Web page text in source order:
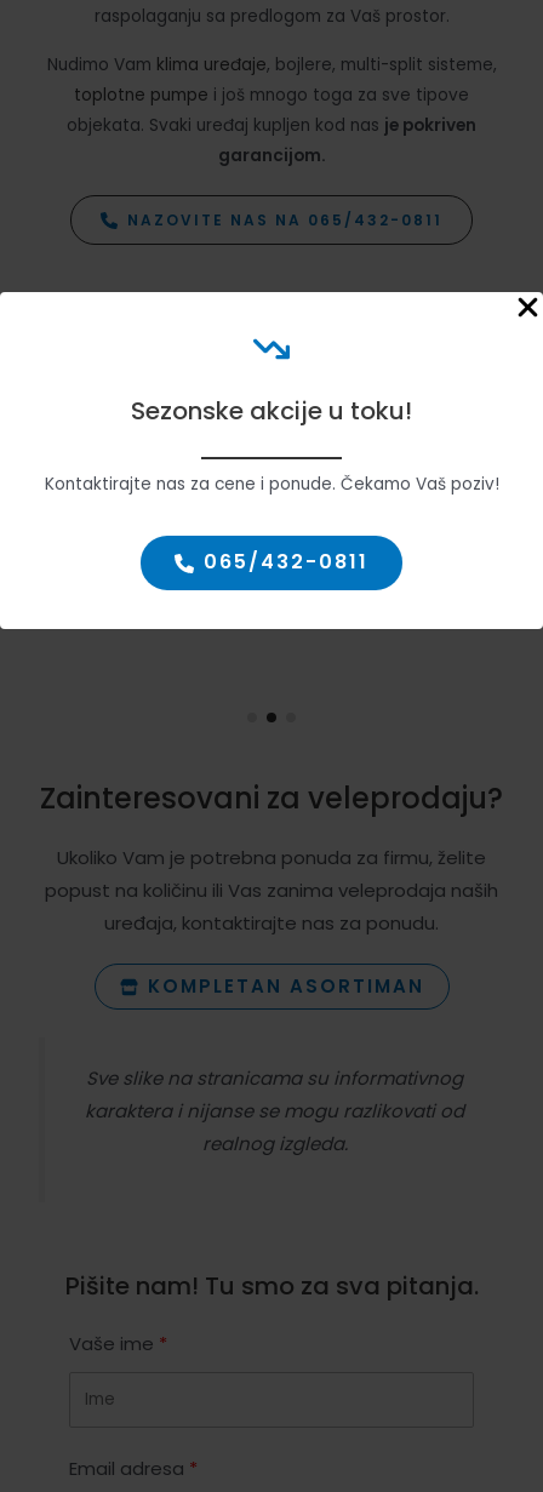
Sezonske akcije u toku!
Kontaktirajte nas za cene i ponude. Čekamo Vaš poziv!
065/432-0811
raspolaganju sa predlogom za Vaš prostor.
Nudimo Vam klima uređaje, bojlere, multi-split sisteme,
toplotne pumpe i još mnogo toga za sve tipove
objekata. Svaki uređaj kupljen kod nas je pokriven
garancijom.
NAZOVITE NAS NA 065/432-0811
Zainteresovani za veleprodaju?
Ukoliko Vam je potrebna ponuda za firmu, želite
popust na količinu ili Vas zanima veleprodaja naših
uređaja, kontaktirajte nas za ponudu.
KOMPLETAN ASORTIMAN
Sve slike na stranicama su informativnog
karaktera i nijanse se mogu razlikovati od
realnog izgleda.
Pišite nam! Tu smo za sva pitanja.
Vaše ime
Email adresa